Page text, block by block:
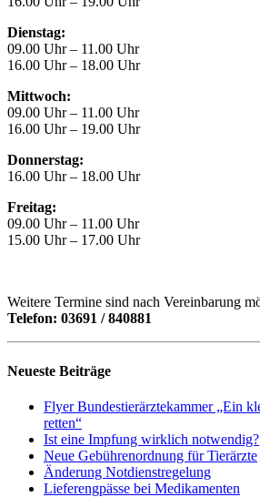
Dienstag:
09.00 Uhr – 11.00 Uhr
16.00 Uhr – 18.00 Uhr
Mittwoch:
09.00 Uhr – 11.00 Uhr
16.00 Uhr – 19.00 Uhr
Donnerstag:
16.00 Uhr – 18.00 Uhr
Freitag:
09.00 Uhr – 11.00 Uhr
15.00 Uhr – 17.00 Uhr
Weitere Termine sind nach Vereinbarung
Telefon: 03691 / 840881
Neueste Beiträge
Flyer Bundestierärztekammer „Ein
retten“
Ist eine Impfung wirklich notwendig?
Neue Gebührenordnung für Tierärzte
Änderung Notdienstregelung
Lieferengpässe bei Medikamenten